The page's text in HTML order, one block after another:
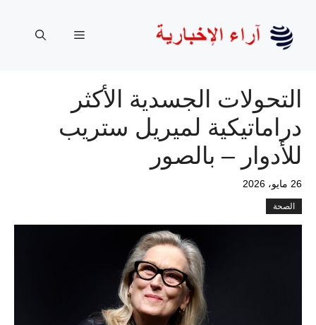
المحتوى
القائمة
التحولات الجسدية الأكثر
دراماتيكية لميريل ستريب
للأدوار – بالصور
26 مايو، 2026
الصحة